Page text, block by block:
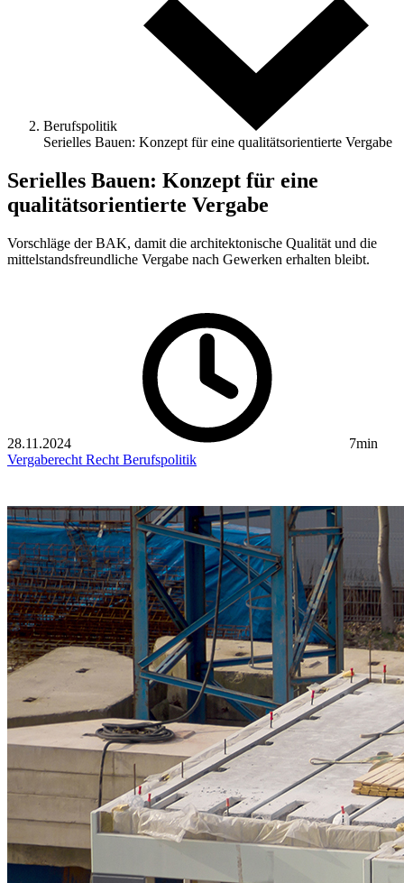
Berufspolitik
Serielles Bauen: Konzept für eine qualitätsorientierte Vergabe
Serielles Bauen: Konzept für eine
qualitätsorientierte Vergabe
Vorschläge der BAK, damit die architektonische Qualität und die
mittelstandsfreundliche Vergabe nach Gewerken erhalten bleibt.
28.11.2024
7min
Vergaberecht Recht Berufspolitik